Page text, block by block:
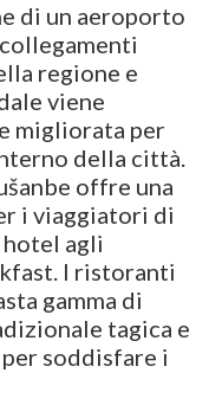
di un aeroporto
regione e
viene
migliorata per
della città.
offre una
i viaggiatori di
agli
I ristoranti
gamma di
tagica e
soddisfare i